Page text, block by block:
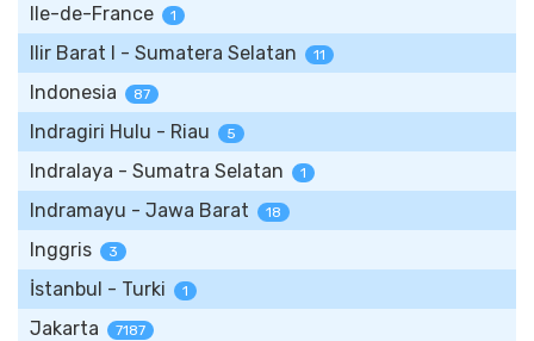
Ile-de-France 1
Ilir Barat I - Sumatera Selatan 11
Indonesia 87
Indragiri Hulu - Riau 5
Indralaya - Sumatra Selatan 1
Indramayu - Jawa Barat 18
Inggris 3
İstanbul - Turki 1
Jakarta 7187